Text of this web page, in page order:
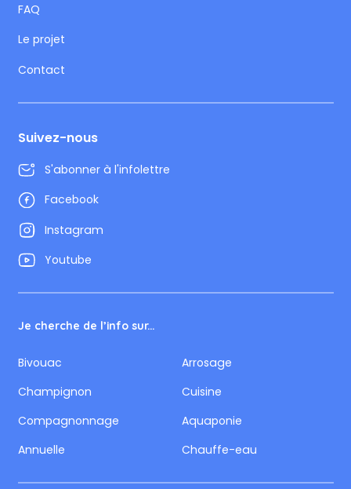
FAQ
Le projet
Contact
Suivez-nous
S'abonner à l'infolettre
Facebook
Instagram
Youtube
Je cherche de l’info sur...
Bivouac
Arrosage
Champignon
Cuisine
Compagnonnage
Aquaponie
Annuelle
Chauffe-eau